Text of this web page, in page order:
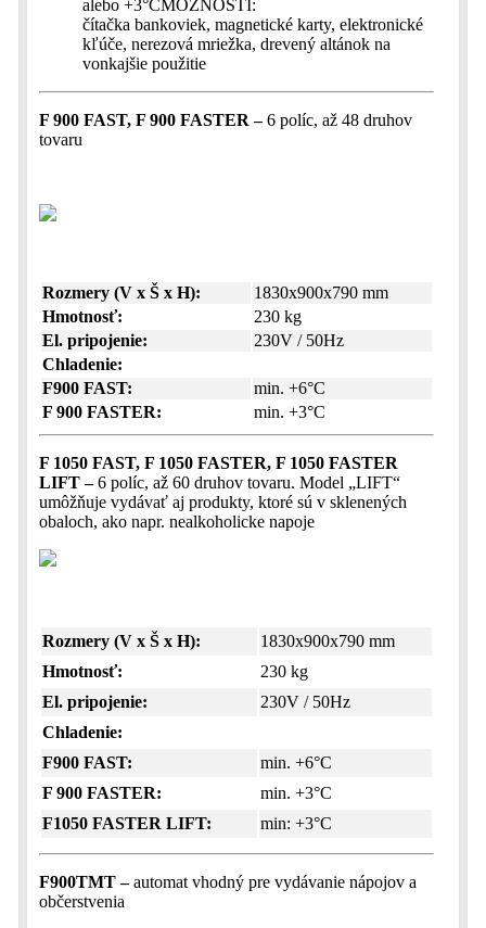
alebo +3°CMOŽNOSTI:
čítačka bankoviek, magnetické karty, elektronické
kľúče, nerezová mriežka, drevený altánok na
vonkajšie použitie
F 900 FAST, F 900 FASTER –6 políc, až 48 druhov
tovaru
Rozmery (V x Š x H):
1830x900x790 mm
Hmotnosť:
230 kg
El. pripojenie:
230V / 50Hz
Chladenie:
F900 FAST:
min. +6°C
F 900 FASTER:
min. +3°C
F 1050 FAST, F 1050 FASTER, F 1050 FASTER
LIFT –6 políc, až 60 druhov tovaru. Model „LIFT“
umôžňuje vydávať aj produkty, ktoré sú v sklenených
obaloch, ako napr. nealkoholicke napoje
Rozmery (V x Š x H):
1830x900x790 mm
Hmotnosť:
230 kg
El. pripojenie:
230V / 50Hz
Chladenie:
F900 FAST:
min. +6°C
F 900 FASTER:
min. +3°C
F1050 FASTER LIFT:
min: +3°C
F900TMT –automat vhodný pre vydávanie nápojov a
občerstvenia